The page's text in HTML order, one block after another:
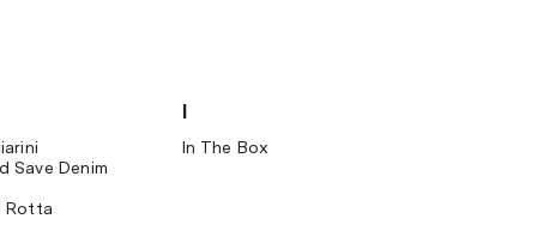
Save Denim
Rotta
I
In The Box